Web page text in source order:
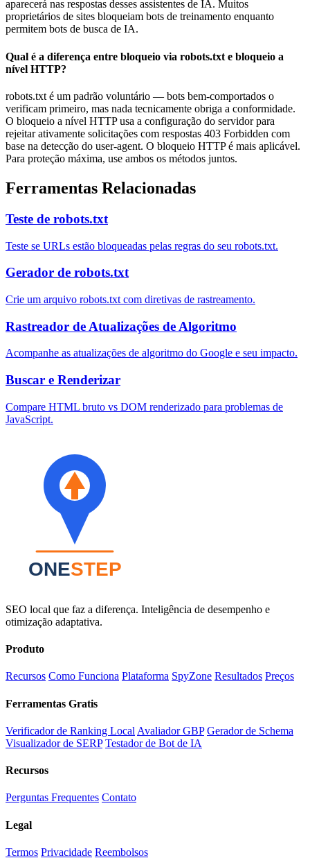
aparecerá nas respostas desses assistentes de IA. Muitos
proprietários de sites bloqueiam bots de treinamento enquanto
permitem bots de busca de IA.
Qual é a diferença entre bloqueio via robots.txt e bloqueio a
nível HTTP?
robots.txt é um padrão voluntário — bots bem-comportados o
verificam primeiro, mas nada tecnicamente obriga a conformidade.
O bloqueio a nível HTTP usa a configuração do servidor para
rejeitar ativamente solicitações com respostas 403 Forbidden com
base na detecção do user-agent. O bloqueio HTTP é mais aplicável.
Para proteção máxima, use ambos os métodos juntos.
Ferramentas Relacionadas
Teste de robots.txt
Teste se URLs estão bloqueadas pelas regras do seu robots.txt.
Gerador de robots.txt
Crie um arquivo robots.txt com diretivas de rastreamento.
Rastreador de Atualizações de Algoritmo
Acompanhe as atualizações de algoritmo do Google e seu impacto.
Buscar e Renderizar
Compare HTML bruto vs DOM renderizado para problemas de
JavaScript.
SEO local que faz a diferença. Inteligência de desempenho e
otimização adaptativa.
Produto
Recursos Como Funciona Plataforma SpyZone Resultados Preços
Ferramentas Gratis
Verificador de Ranking Local Avaliador GBP Gerador de Schema
Visualizador de SERP Testador de Bot de IA
Recursos
Perguntas Frequentes Contato
Legal
Termos Privacidade Reembolsos